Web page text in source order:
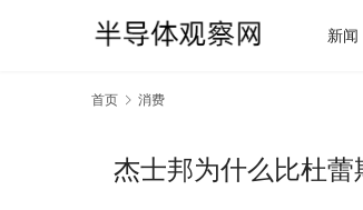
新闻
首页 消费
杰士邦为什么比杜